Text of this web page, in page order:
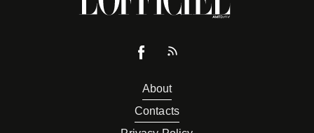
About
Contacts